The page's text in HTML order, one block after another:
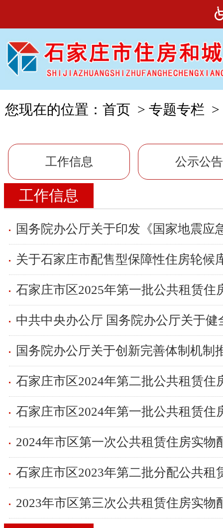
您现在的位置： 首页 > 专题专栏 >
工作信息 公示公告
工作信息
国务院办公厅关于印发《国家地震应
石家庄市区2025年第一批公共租赁住